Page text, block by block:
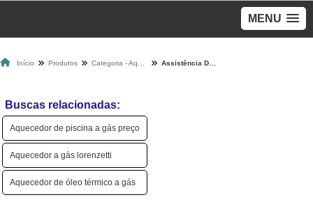
MENU
Início Produtos
Buscas relacionadas:
Aquecedor de piscina a gás preço
Aquecedor a gás lorenzetti
Aquecedor de óleo térmico a gás